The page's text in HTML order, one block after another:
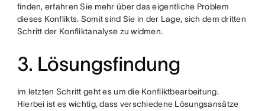
finden, erfahren Sie mehr über das eigentliche Problem
dieses Konflikts. Somit sind Sie in der Lage, sich dem dritten
Schritt der Konfliktanalyse zu widmen.
3. Lösungsfindung
Im letzten Schritt geht es um die Konfliktbearbeitung.
Hierbei ist es wichtig, dass verschiedene Lösungsansätze